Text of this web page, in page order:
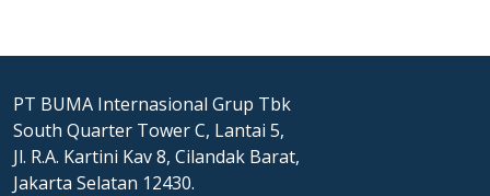
PT BUMA Internasional Grup Tbk
South Quarter Tower C, Lantai 5,
Jl. R.A. Kartini Kav 8, Cilandak Barat,
Jakarta Selatan 12430.